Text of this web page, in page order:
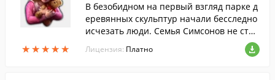
★★★★★
★★★★★
В безобидном на первый взгляд парке д
еревянных скульптур начали бесследно
исчезать люди. Семья Симсонов не стал
Лицензия: Платно